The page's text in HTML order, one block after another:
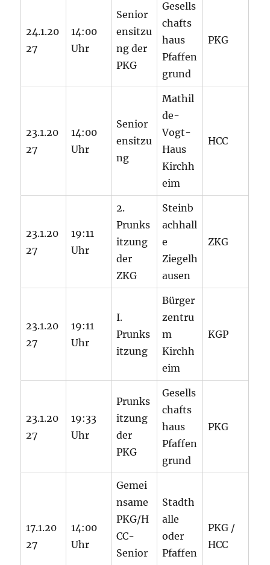
24.1.20
27
14:00
Uhr
Senior
ensitzu
ng der
PKG
Gesells
chafts
haus
Pfaffen
grund
PKG
23.1.20
27
14:00
Uhr
Senior
ensitzu
ng
Mathil
de-
Vogt-
Haus
Kirchh
eim
HCC
23.1.20
27
19:11
Uhr
2.
Prunks
itzung
der
ZKG
Steinb
achhall
e
Ziegelh
ausen
ZKG
23.1.20
27
19:11
Uhr
I.
Prunks
itzung
Bürger
zentru
m
Kirchh
eim
KGP
23.1.20
27
19:33
Uhr
Prunks
itzung
der
PKG
Gesells
chafts
haus
Pfaffen
grund
PKG
17.1.20
27
14:00
Uhr
Gemei
nsame
PKG/H
CC-
Senior
Stadth
alle
oder
Pfaffen
PKG /
HCC